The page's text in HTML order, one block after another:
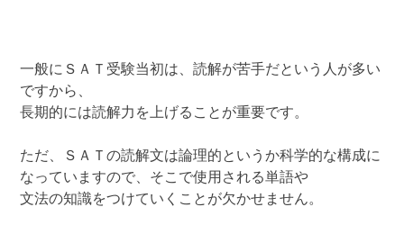
一般にＳＡＴ受験当初は、読解が苦手だという人が多い
ですから、
長期的には読解力を上げることが重要です。
ただ、ＳＡＴの読解文は論理的というか科学的な構成に
なっていますので、そこで使用される単語や
文法の知識をつけていくことが欠かせません。